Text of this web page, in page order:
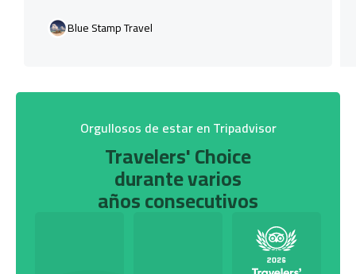
Blue Stamp Travel
Orgullosos de estar en Tripadvisor
Travelers' Choice
durante varios
años consecutivos